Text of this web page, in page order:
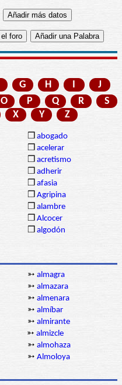
G H I
J
O P Q R
S
X Y Z
❒ abogado
❒ acelerar
❒ acretismo
❒ adherir
❒ afasia
❒ Agripina
❒ alambre
❒ Alcocer
❒ algodón
➳ almagra
➳ almazara
➳ almenara
➳ almíbar
➳ almirante
➳ almizcle
➳ almohaza
➳ Almoloya